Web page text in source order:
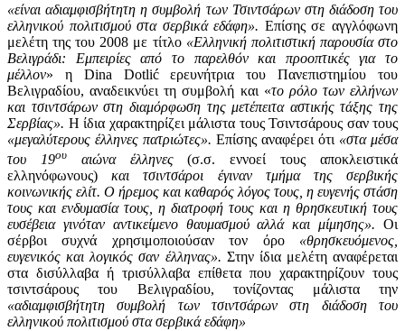
«είναι αδιαμφισβήτητη η συμβολή των Τσιντσάρων στη διάδοση του
ελληνικού πολιτισμού στα σερβικά εδάφη». Επίσης σε αγγλόφωνη
μελέτη της του 2008 με τίτλο «Ελληνική πολιτιστική παρουσία στο
Βελιγράδι: Εμπειρίες από το παρελθόν και προοπτικές για το
μέλλον» η Dina Dotlić ερευνήτρια του Πανεπιστημίου του
Βελιγραδίου, αναδεικνύει τη συμβολή και «το ρόλο των ελλήνων
και τσιντσάρων στη διαμόρφωση της μετέπειτα αστικής τάξης της
Σερβίας». Η ίδια χαρακτηρίζει μάλιστα τους Τσιντσάρους σαν τους
«μεγαλύτερους έλληνες πατριώτες». Επίσης αναφέρει ότι «στα μέσα
του 19ουαιώνα έλληνες(σ.σ. εννοεί τους αποκλειστικά
ελληνόφωνους)και τσιντσάροι έγιναν τμήμα της σερβικής
κοινωνικής ελίτ. Ο ήρεμος και καθαρός λόγος τους, η ευγενής στάση
τους και ενδυμασία τους, η διατροφή τους και η θρησκευτική τους
ευσέβεια γινόταν αντικείμενο θαυμασμού αλλά και μίμησης». Οι
σέρβοι συχνά χρησιμοποιούσαν τον όρο «θρησκευόμενος,
ευγενικός και λογικός σαν έλληνας». Στην ίδια μελέτη αναφέρεται
στα δισύλλαβα ή τρισύλλαβα επίθετα που χαρακτηρίζουν τους
τσιντσάρους του Βελιγραδίου, τονίζοντας μάλιστα την
«αδιαμφισβήτητη συμβολή των τσιντσάρων στη διάδοση του
ελληνικού πολιτισμού στα σερβικά εδάφη»